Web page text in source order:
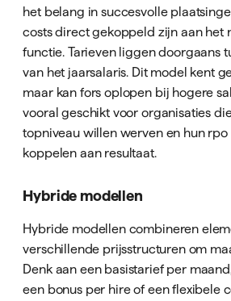
het belang in succesvolle
costs direct gekoppeld zijn aan het
functie. Tarieven liggen doorgaans
van het jaarsalaris. Dit model kent
maar kan fors oplopen bij hogere
vooral geschikt voor organisaties
topniveau willen werven en hun rpo
koppelen aan resultaat.
Hybride modellen
Hybride modellen combineren
verschillende prijsstructuren om
Denk aan een basistarief per
een bonus per hire of een flexibele